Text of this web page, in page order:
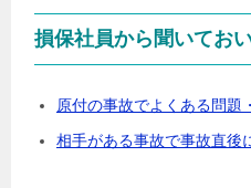
損保社員から聞いてお
原付の事故でよくある問題
相手がある事故で事故直後